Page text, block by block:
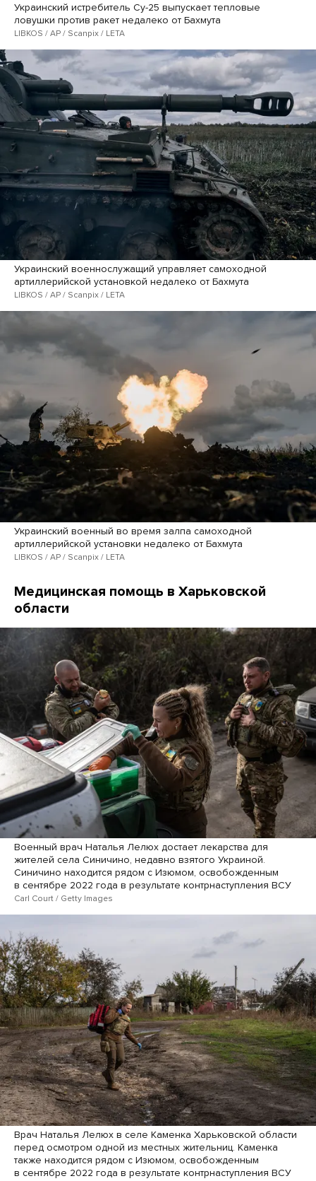
Украинский истребитель Су-25 выпускает тепловые
ловушки против ракет недалеко от Бахмута
LIBKOS / AP / Scanpix / LETA
Украинский военнослужащий управляет самоходной
артиллерийской установкой недалеко от Бахмута
LIBKOS / AP / Scanpix / LETA
Украинский военный во время залпа самоходной
артиллерийской установки недалеко от Бахмута
LIBKOS / AP / Scanpix / LETA
Медицинская помощь в Харьковской
области
Военный врач Наталья Лелюх достает лекарства для
жителей села Синичино, недавно взятого Украиной.
Синичино находится рядом с Изюмом, освобожденным
в сентябре 2022 года в результате контрнаступления ВСУ
Carl Court / Getty Images
Врач Наталья Лелюх в селе Каменка Харьковской области
перед осмотром одной из местных жительниц. Каменка
также находится рядом с Изюмом, освобожденным
в сентябре 2022 года в результате контрнаступления ВСУ